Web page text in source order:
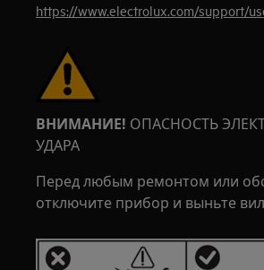
https://www.electrolux.com/support/
ВНИМАНИЕ! ОПАСНОСТЬ
УДАРА
Перед любым ремонтом или
отключите прибор и выньте